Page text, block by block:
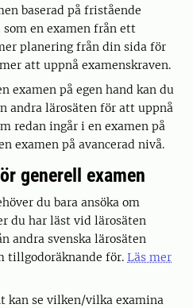
baserad på fristående
en examen från ett
planering från din sida för
att uppnå examenskraven.
examen på egen hand kan du
andra lärosäten för att uppnå
redan ingår i en examen på
examen på avancerad nivå.
generell examen
du bara ansöka om
du har läst vid lärosäten
andra svenska lärosäten
tillgodoräknande för. Läs mer
kan se vilken/vilka examina